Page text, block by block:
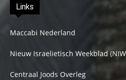
Links
Maccabi Nederland
Nieuw Israelietisch Weekblad
Centraal Joods Overleg